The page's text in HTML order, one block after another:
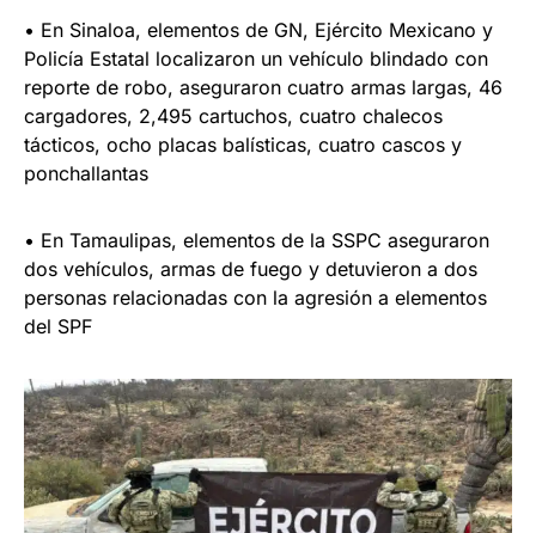
• En Sinaloa, elementos de GN, Ejército Mexicano y
Policía Estatal localizaron un vehículo blindado con
reporte de robo, aseguraron cuatro armas largas, 46
cargadores, 2,495 cartuchos, cuatro chalecos
tácticos, ocho placas balísticas, cuatro cascos y
ponchallantas
• En Tamaulipas, elementos de la SSPC aseguraron
dos vehículos, armas de fuego y detuvieron a dos
personas relacionadas con la agresión a elementos
del SPF